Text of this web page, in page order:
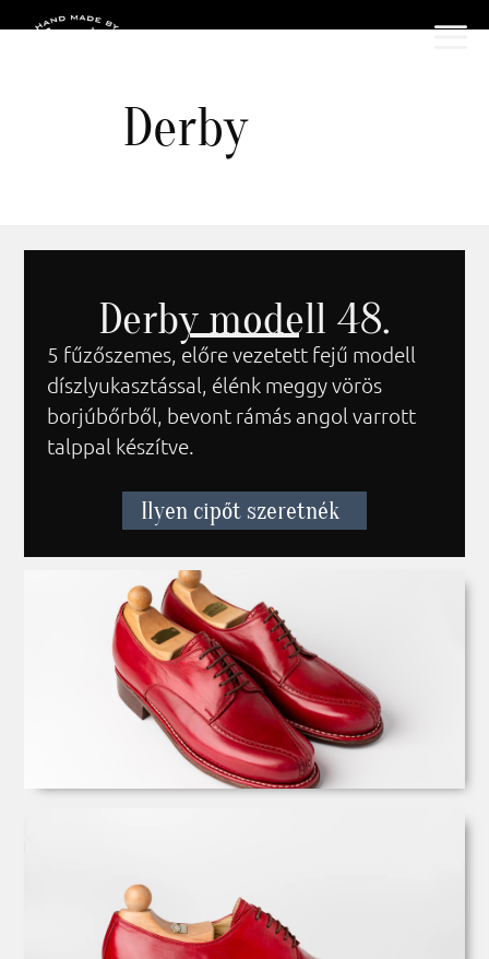
Derby
Derby modell 48.
5 fűzőszemes, előre vezetett fejű modell
díszlyukasztással, élénk meggy vörös
borjúbőrből, bevont rámás angol varrott
talppal készítve.
Ilyen cipőt szeretnék